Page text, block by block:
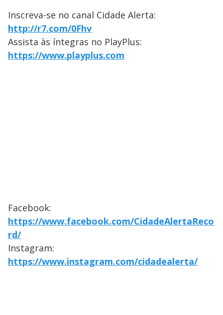
Inscreva-se no canal Cidade Alerta:
http://r7.com/0Fhv
Assista às íntegras no PlayPlus:
https://www.playplus.com
Facebook:
https://www.facebook.com/CidadeAlertaReco
rd/
Instagram:
https://www.instagram.com/cidadealerta/